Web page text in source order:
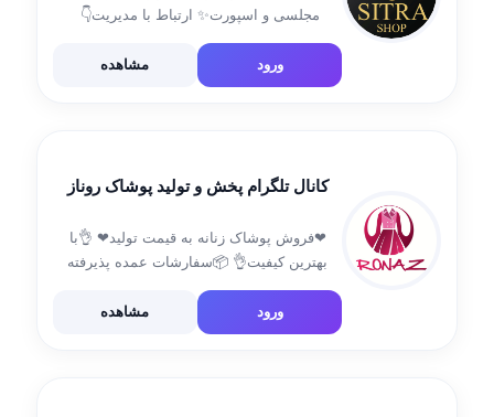
مجلسی و اسپورت✨ ارتباط با مدیریت👇 ‏
: 📌 بازار بزرگ- بازار حاج قاسم – پاساژ المهدی
ورود مشاهده
کانال تلگرام پخش و تولید پوشاک روناز
❤فروش پوشاک زنانه به قیمت تولید❤ 👌با
بهترین کیفیت👌 📦سفارشات عمده پذیرفته
کمترین زمان🇮🇷 ادرس : اصفهان و تهران
فروش آنلاین آیدی سفارش:👇👇
ورود مشاهده